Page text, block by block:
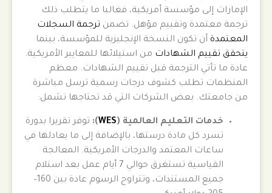
الإمارات إلى مؤسسة أمريكية، فغالبا ما يتطلب ذلك
ترجمة معتمدة وتقييم مؤهل. تضمن ترجمة السجلات
المعتمدة أن تكون النسخة الإنجليزية للمؤسسة، بينما
يتحقق تقييم الشهادات من استيلائها للمعايير الأمريكية.
عادة ما تأتي الترجمة قبل تقييم الشهادات. معظم
المنظمات تطلب كشوف درجات رسمية ترسل مباشرة
من جامعتك. بعض الشركات التي قد تحتاجها تشمل:
خدمات التعليم العالمية (WES
): توفر تقريرا بدورة
تسرد كل مادة درستها، بالإضافة إلى ما يعادلها في
ساعات المعتمد والدرجات الأمريكية. المعالجة
القياسية تستغرق حوالي 7 أيام عمل بعد استلام
جميع المستندات، وتتراوح الرسوم عادة بين 160–